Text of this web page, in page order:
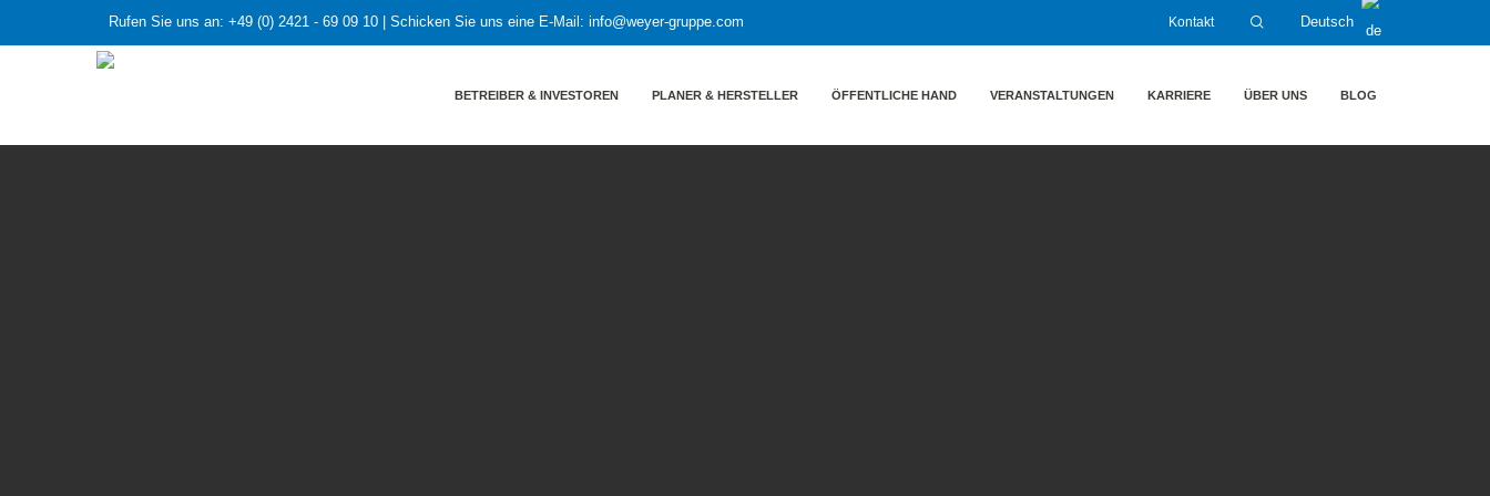
Rufen Sie uns an: +49 (0) 2421 - 69 09 10 | Schicken Sie uns eine E-Mail: info@weyer-gruppe.com Kontakt Deutsch
BETREIBER & INVESTOREN PLANER & HERSTELLER ÖFFENTLICHE HAND VERANSTALTUNGEN KARRIERE ÜBER UNS BLOG